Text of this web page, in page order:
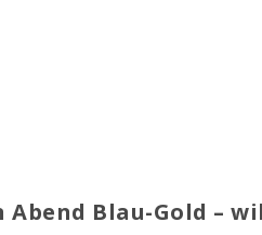
Abend Blau-Gold –